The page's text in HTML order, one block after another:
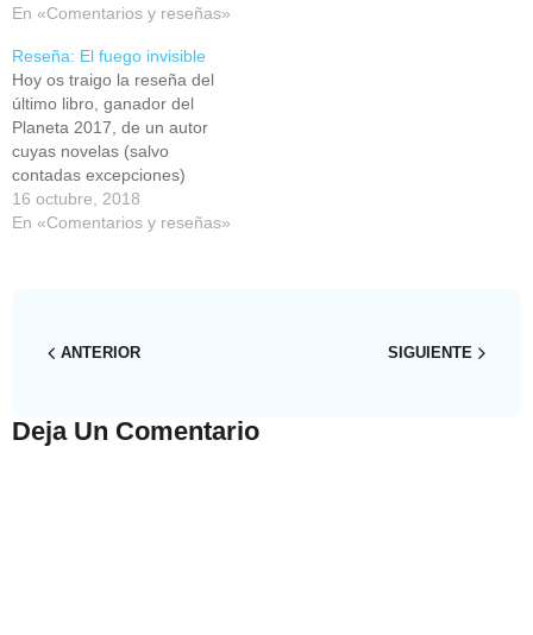
concreto, simplemente otros
este se quedaba atrás. Lo
compré porque el chico que
atendía el puesto (no
recuerdo…
En «Comentarios y reseñas»
Reseña: El fuego invisible
Hoy os traigo la reseña del
último libro, ganador del
Planeta 2017, de un autor
cuyas novelas (salvo
contadas excepciones)
siempre me enganchan a
sus páginas y me impulsan a
16 octubre, 2018
En «Comentarios y reseñas»
ANTERIOR SIGUIENTE
Deja Un Comentario